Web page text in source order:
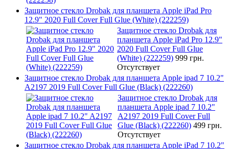
Защитное стекло Drobak для планшета Apple iPad Pro
12.9" 2020 Full Cover Full Glue (White) (222259)
Защитное стекло Drobak для
планшета Apple iPad Pro 12.9"
2020 Full Cover Full Glue
(White) (222259) 999 грн.
Отсутствует
Защитное стекло Drobak для планшета Apple ipad 7 10.2"
A2197 2019 Full Cover Full Glue (Black) (222260)
Защитное стекло Drobak для
планшета Apple ipad 7 10.2"
A2197 2019 Full Cover Full
Glue (Black) (222260) 499 грн.
Отсутствует
Защитное стекло Drobak для планшета Apple iPad 7 10.2"